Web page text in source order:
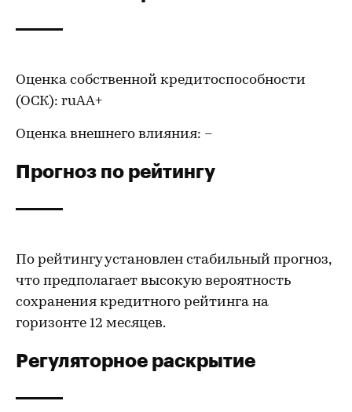
Оценка собственной кредитоспособности
(ОСК): ruAA+
Оценка внешнего влияния: –
Прогноз по рейтингу
По рейтингу установлен стабильный прогноз,
что предполагает высокую вероятность
сохранения кредитного рейтинга на
горизонте 12 месяцев.
Регуляторное раскрытие